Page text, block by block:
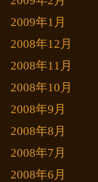
2009年1月
2008年12月
2008年11月
2008年10月
2008年9月
2008年8月
2008年7月
2008年6月